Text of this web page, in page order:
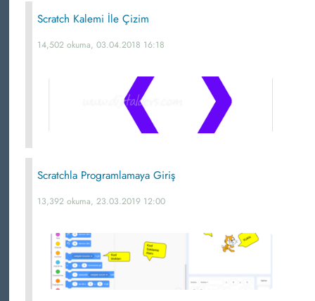
Scratch Kalemi İle Çizim
14,502 okuma, 03.04.2018 16:18
Scratchla Programlamaya Giriş
13,392 okuma, 23.03.2019 12:00